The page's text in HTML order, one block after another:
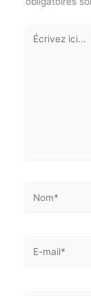
GB
obligatoires